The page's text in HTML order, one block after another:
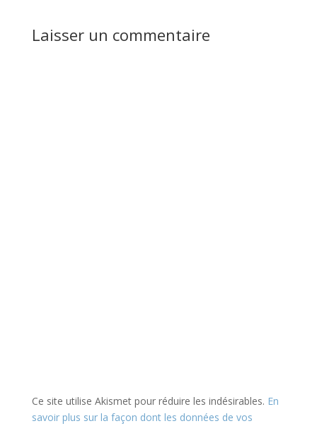
Laisser un commentaire
Ce site utilise Akismet pour réduire les indésirables. En
savoir plus sur la façon dont les données de vos